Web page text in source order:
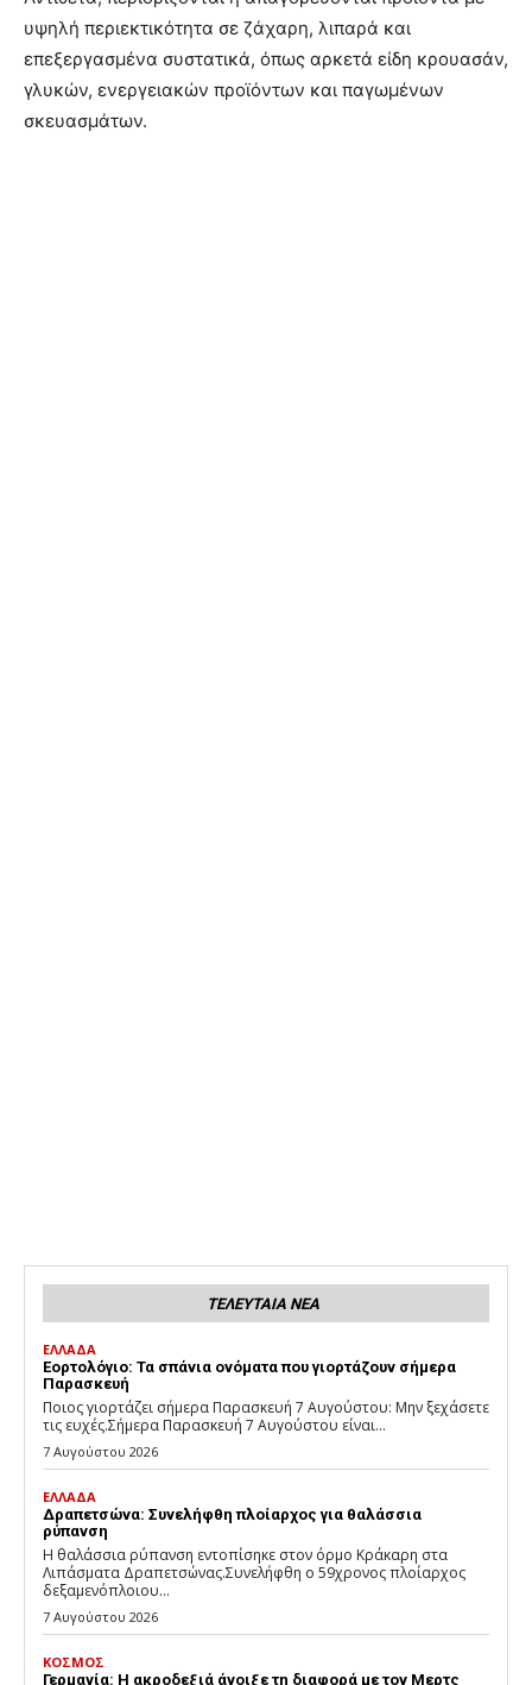
υψηλή περιεκτικότητα σε ζάχαρη, λιπαρά και
επεξεργασμένα συστατικά, όπως αρκετά είδη κρουασάν,
γλυκών, ενεργειακών προϊόντων και παγωμένων
σκευασμάτων.
ΤΕΛΕΥΤΑΙΑ ΝΕΑ
ΕΛΛΑΔΑ
Εορτολόγιο: Τα σπάνια ονόματα που γιορτάζουν σήμερα
Παρασκευή
Ποιος γιορτάζει σήμερα Παρασκευή 7 Αυγούστου: Μην ξεχάσετε
τις ευχές.Σήμερα Παρασκευή 7 Αυγούστου είναι...
7 Αυγούστου 2026
ΕΛΛΑΔΑ
Δραπετσώνα: Συνελήφθη πλοίαρχος για θαλάσσια
ρύπανση
Η θαλάσσια ρύπανση εντοπίσηκε στον όρμο Κράκαρη στα
Λιπάσματα Δραπετσώνας.Συνελήφθη ο 59χρονος πλοίαρχος
δεξαμενόπλοιου...
7 Αυγούστου 2026
ΚΟΣΜΟΣ
Γερμανία: Η ακροδεξιά άνοιξε τη διαφορά με τον Μερτς